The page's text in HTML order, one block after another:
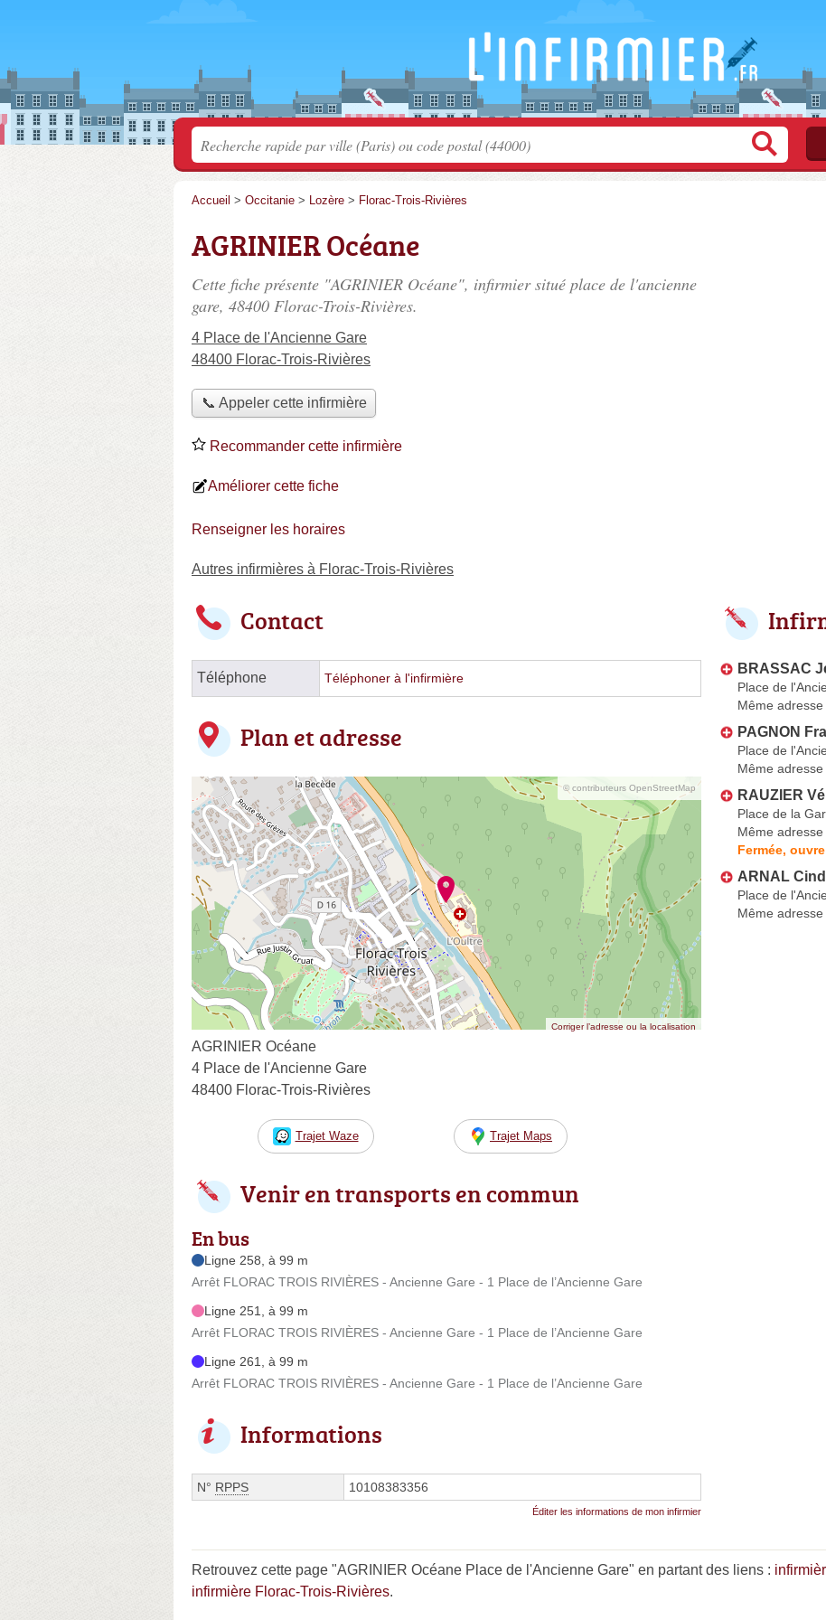
Accueil > Occitanie > Lozère > Florac-Trois-Rivières
AGRINIER Océane
Cette fiche présente "AGRINIER Océane", infirmier situé place de l'ancienne
gare, 48400 Florac-Trois-Rivières.
4 Place de l'Ancienne Gare
48400 Florac-Trois-Rivières
📞 Appeler cette infirmière
Recommander cette infirmière
Améliorer cette fiche
Renseigner les horaires
Autres infirmières à Florac-Trois-Rivières
Contact
Téléphone Téléphoner à l'infirmière
Plan et adresse
© contributeurs OpenStreetMap
Corriger l’adresse ou la localisation
AGRINIER Océane
4 Place de l'Ancienne Gare
48400 Florac-Trois-Rivières
Trajet Waze Trajet Maps
Venir en transports en commun
En bus
Ligne 258, à 99 m
Arrêt FLORAC TROIS RIVIÈRES - Ancienne Gare - 1 Place de l’Ancienne Gare
Ligne 251, à 99 m
Arrêt FLORAC TROIS RIVIÈRES - Ancienne Gare - 1 Place de l’Ancienne Gare
Ligne 261, à 99 m
Arrêt FLORAC TROIS RIVIÈRES - Ancienne Gare - 1 Place de l’Ancienne Gare
Informations
N° RPPS 10108383356
Éditer les informations de mon infirmier
BRASSAC
Place de
Même adresse
PAGNON
Place de
Même adresse
RAUZIER
Place de la
Même adresse
Fermée,
ARNAL
Place de
Même adresse
Retrouvez cette page "AGRINIER Océane Place de l'Ancienne Gare" en partant des liens :
infirmière Florac-Trois-Rivières.